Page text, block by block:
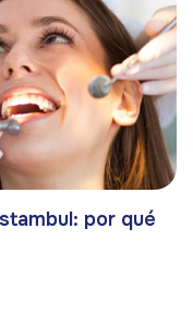
por qué